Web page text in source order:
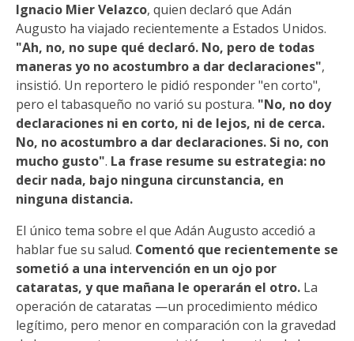
Ignacio Mier Velazco, quien declaró que Adán
Augusto ha viajado recientemente a Estados Unidos.
"Ah, no, no supe qué declaró. No, pero de todas
maneras yo no acostumbro a dar declaraciones",
insistió. Un reportero le pidió responder "en corto",
pero el tabasqueño no varió su postura. "No, no doy
declaraciones ni en corto, ni de lejos, ni de cerca.
No, no acostumbro a dar declaraciones. Si no, con
mucho gusto". La frase resume su estrategia: no
decir nada, bajo ninguna circunstancia, en
ninguna distancia.
El único tema sobre el que Adán Augusto accedió a
hablar fue su salud. Comentó que recientemente se
sometió a una intervención en un ojo por
cataratas, y que mañana le operarán el otro. La
operación de cataratas —un procedimiento médico
legítimo, pero menor en comparación con la gravedad